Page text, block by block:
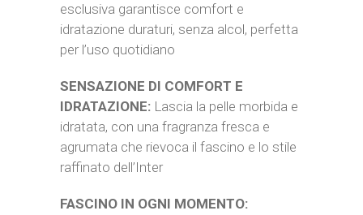
esclusiva garantisce comfort e
idratazione duraturi, senza alcol, perfetta
per l’uso quotidiano
SENSAZIONE DI COMFORT E
IDRATAZIONE: Lascia la pelle morbida e
idratata, con una fragranza fresca e
agrumata che rievoca il fascino e lo stile
raffinato dell’Inter
FASCINO IN OGNI MOMENTO: